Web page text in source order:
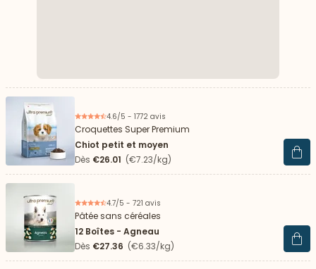
4.6/5 - 1772 avis
Croquettes Super Premium
Chiot petit et moyen
Dès €26.01 (€7.23/kg) Voir
4.7/5 - 721 avis
Pâtée sans céréales
12 Boîtes - Agneau
Dès €27.36 (€6.33/kg) Voir